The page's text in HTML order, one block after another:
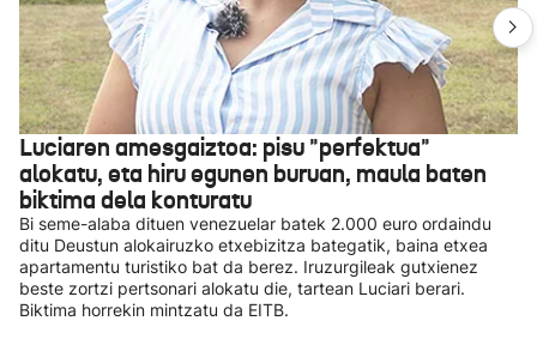
Luciaren amesgaiztoa: pisu "perfektua"
alokatu, eta hiru egunen buruan, maula baten
biktima dela konturatu
Bi seme-alaba dituen venezuelar batek 2.000 euro ordaindu
ditu Deustun alokairuzko etxebizitza bategatik, baina etxea
apartamentu turistiko bat da berez. Iruzurgileak gutxienez
beste zortzi pertsonari alokatu die, tartean Luciari berari.
Biktima horrekin mintzatu da EITB.